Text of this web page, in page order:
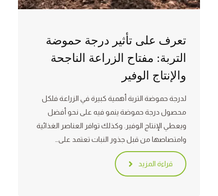
تعرف على تأثير درجة حموضة
التربة: مفتاح الزراعة الناجحة
والإنتاج الوفير
لدرجة حموضة التربة أهمية كبيرة في الزراعة فلكل
محصول درجة حموضة ينمو فيه على نحو أفضل
ويعطي الإنتاج الوفير. وكذلك توافر العناصر الغذائية
وامتصاصها من قبل جذور النبات تعتمد على…
قراءة المزيد